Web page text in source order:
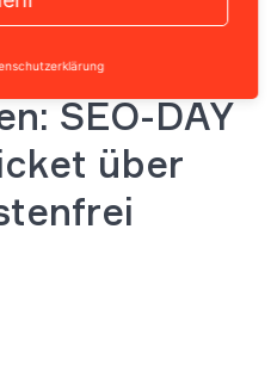
SEO-DAY
über